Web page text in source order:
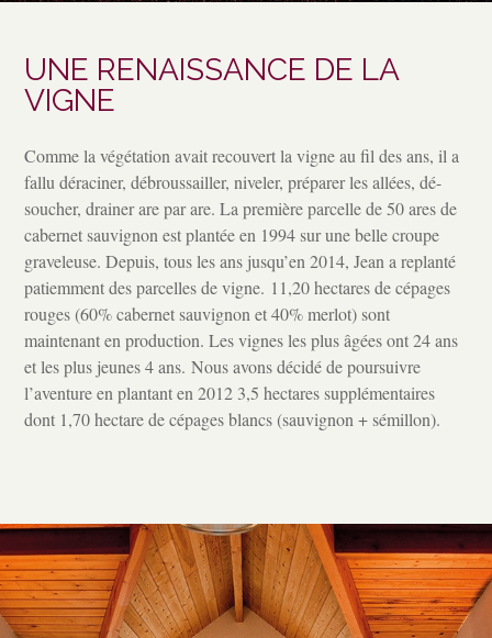
UNE RENAISSANCE DE LA
VIGNE
Comme la végétation avait recouvert la vigne au fil des ans, il a
fallu déraciner, débroussailler, niveler, préparer les allées, dé-
soucher, drainer are par are. La première parcelle de 50 ares de
cabernet sauvignon est plantée en 1994 sur une belle croupe
graveleuse. Depuis, tous les ans jusqu’en 2014, Jean a replanté
patiemment des parcelles de vigne. 11,20 hectares de cépages
rouges (60% cabernet sauvignon et 40% merlot) sont
maintenant en production. Les vignes les plus âgées ont 24 ans
et les plus jeunes 4 ans.Nous avons décidé de poursuivre
l’aventure en plantant en 2012 3,5 hectares supplémentaires
dont 1,70 hectare de cépages blancs (sauvignon + sémillon).